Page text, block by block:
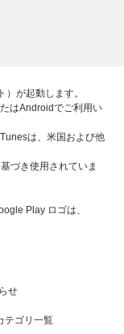
が起動します。
はAndroidでご利用い
は、米国および他
づき使用されていま
Play ロゴは、
せ
テゴリ一覧